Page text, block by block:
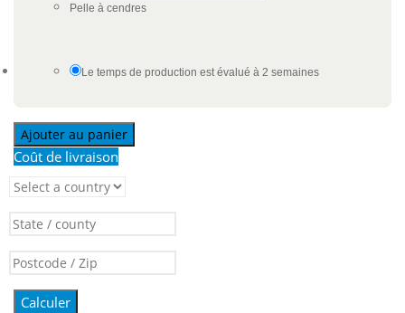
Pelle à cendres
Le temps de production est évalué à 2 semaines
Ajouter au panier
Coût de livraison
Calculer